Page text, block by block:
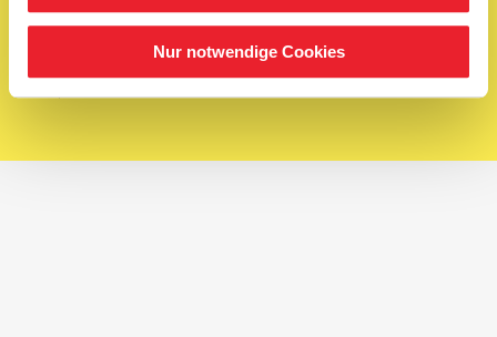
Nur notwendige Cookies
Impressum
AGB
Presse